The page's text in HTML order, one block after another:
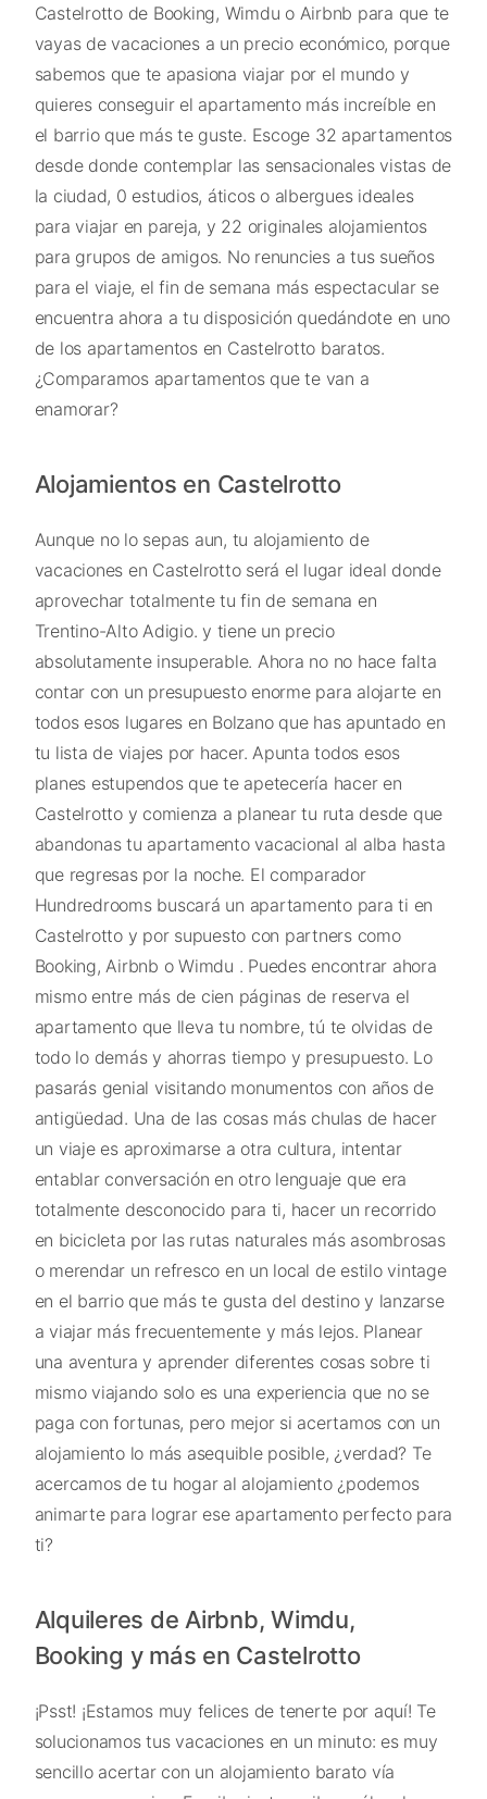
Castelrotto de Booking, Wimdu o Airbnb para que te
vayas de vacaciones a un precio económico, porque
sabemos que te apasiona viajar por el mundo y
quieres conseguir el apartamento más increíble en
el barrio que más te guste. Escoge 32 apartamentos
desde donde contemplar las sensacionales vistas de
la ciudad, 0 estudios, áticos o albergues ideales
para viajar en pareja, y 22 originales alojamientos
para grupos de amigos. No renuncies a tus sueños
para el viaje, el fin de semana más espectacular se
encuentra ahora a tu disposición quedándote en uno
de los apartamentos en Castelrotto baratos.
¿Comparamos apartamentos que te van a
enamorar?
Alojamientos en Castelrotto
Aunque no lo sepas aun, tu alojamiento de
vacaciones en Castelrotto será el lugar ideal donde
aprovechar totalmente tu fin de semana en
Trentino-Alto Adigio. y tiene un precio
absolutamente insuperable. Ahora no no hace falta
contar con un presupuesto enorme para alojarte en
todos esos lugares en Bolzano que has apuntado en
tu lista de viajes por hacer. Apunta todos esos
planes estupendos que te apetecería hacer en
Castelrotto y comienza a planear tu ruta desde que
abandonas tu apartamento vacacional al alba hasta
que regresas por la noche. El comparador
Hundredrooms buscará un apartamento para ti en
Castelrotto y por supuesto con partners como
Booking, Airbnb o Wimdu . Puedes encontrar ahora
mismo entre más de cien páginas de reserva el
apartamento que lleva tu nombre, tú te olvidas de
todo lo demás y ahorras tiempo y presupuesto. Lo
pasarás genial visitando monumentos con años de
antigüedad. Una de las cosas más chulas de hacer
un viaje es aproximarse a otra cultura, intentar
entablar conversación en otro lenguaje que era
totalmente desconocido para ti, hacer un recorrido
en bicicleta por las rutas naturales más asombrosas
o merendar un refresco en un local de estilo vintage
en el barrio que más te gusta del destino y lanzarse
a viajar más frecuentemente y más lejos. Planear
una aventura y aprender diferentes cosas sobre ti
mismo viajando solo es una experiencia que no se
paga con fortunas, pero mejor si acertamos con un
alojamiento lo más asequible posible, ¿verdad? Te
acercamos de tu hogar al alojamiento ¿podemos
animarte para lograr ese apartamento perfecto para
ti?
Alquileres de Airbnb, Wimdu,
Booking y más en Castelrotto
¡Psst! ¡Estamos muy felices de tenerte por aquí! Te
solucionamos tus vacaciones en un minuto: es muy
sencillo acertar con un alojamiento barato vía